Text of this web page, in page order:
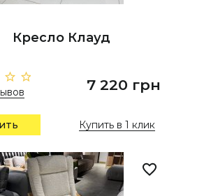
Кресло Клауд
7 220 грн
Купить в 1 клик